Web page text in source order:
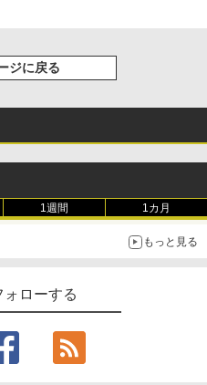
ジに戻る
1週間 1カ月
もっと見る
ォローする